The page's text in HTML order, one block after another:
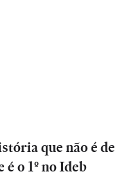
que não é de
o 1º no Ideb